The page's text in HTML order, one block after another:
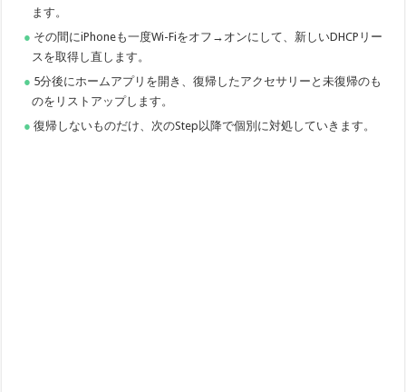
ます。
その間にiPhoneも一度Wi-Fiをオフ→オンにして、新しいDHCPリー
スを取得し直します。
5分後にホームアプリを開き、復帰したアクセサリーと未復帰のも
のをリストアップします。
復帰しないものだけ、次のStep以降で個別に対処していきます。